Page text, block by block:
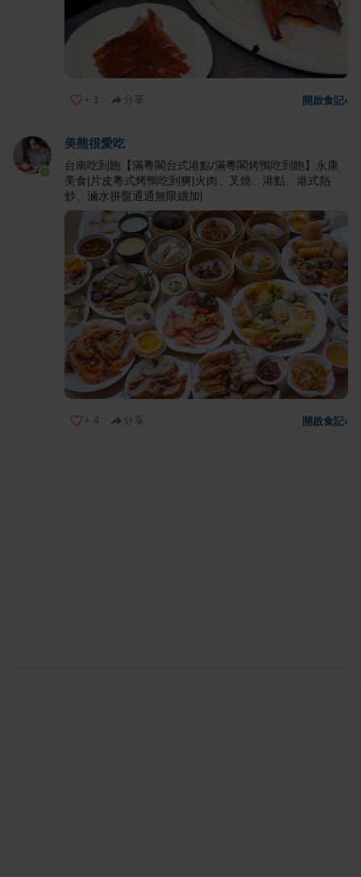
+ 1 分享 開啟食記›
美熊很愛吃
台南吃到飽【滿粵閣台式港點/滿粵閣烤鴨吃到飽】永康
美食|片皮粵式烤鴨吃到爽|火肉、叉燒、港點、港式熱
炒、滷水拼盤通通無限續加|
+ 4 分享 開啟食記›